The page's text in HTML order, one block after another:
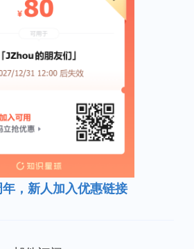
，新人加入优惠链接